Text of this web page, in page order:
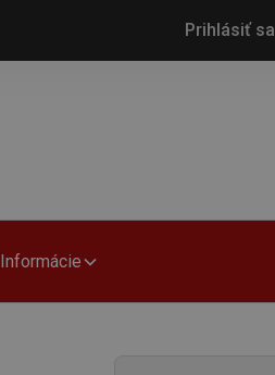
Prihlásiť sa
Informácie